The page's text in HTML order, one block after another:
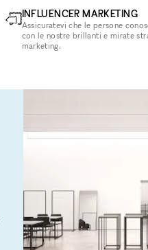
INFLUENCER MARKETING
Assicuratevi che le persone
con le nostre brillanti e mirate
marketing.